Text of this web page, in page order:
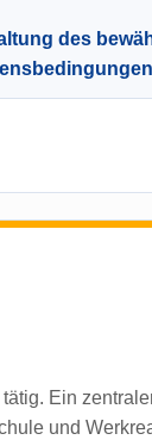
des
Ein
und